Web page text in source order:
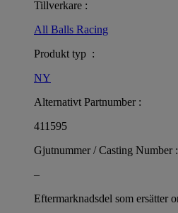
Tillverkare :
All Balls Racing
Produkt typ :
NY
Alternativt Partnumber :
411595
Gjutnummer / Casting Number :
–
Eftermarknadsdel som ersätter